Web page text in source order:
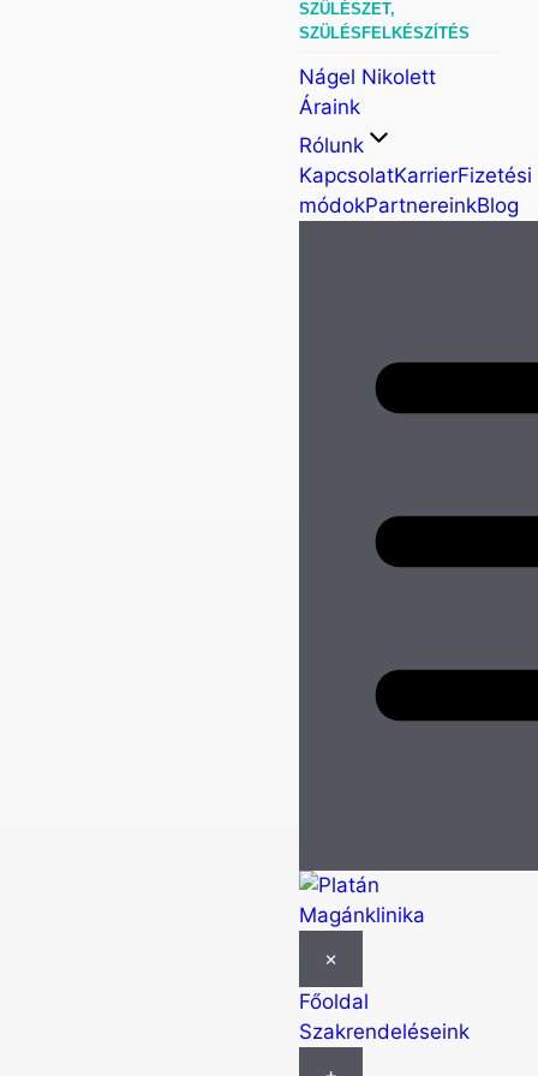
SZÜLÉSZET,
SZÜLÉSFELKÉSZÍTÉS
Nágel Nikolett
Áraink
Rólunk
KapcsolatKarrierFizetési
módokPartnereinkBlog
×
Főoldal
Szakrendeléseink